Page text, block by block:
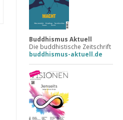
Buddhismus Aktuell
Die buddhistische Zeitschrift
buddhismus-aktuell.de